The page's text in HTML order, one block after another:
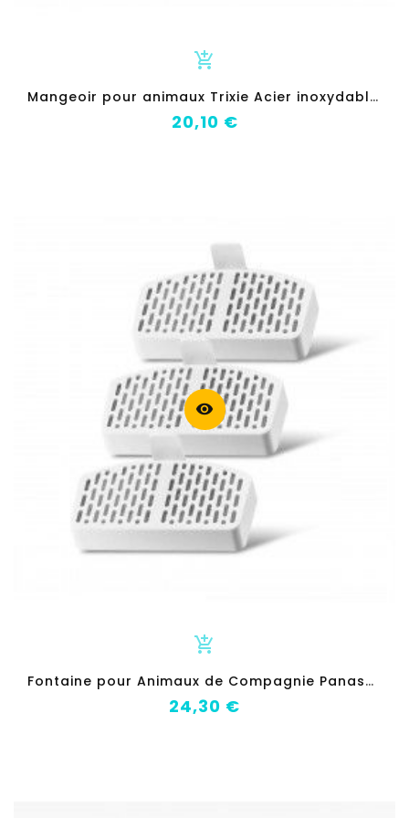
add_shopping_cart
M
angeoir pour animaux Trixie Acier inoxydable 1,4 L Argenté
Prix
20,10 €
visibility
add_shopping_cart
F
ontaine pour Animaux de Compagnie Panasonic CP-JNFT1
Prix
24,30 €